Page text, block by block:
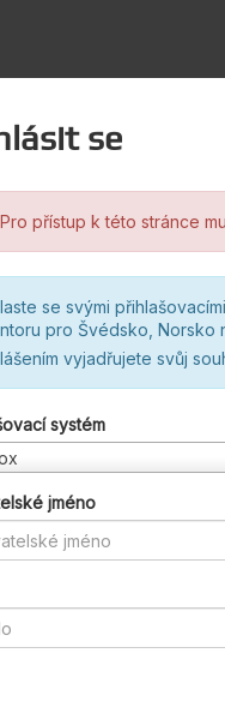
se
Pro přístup k této stránce
se svými
pro Švédsko, Norsko
vyjadřujete svůj
systém
jméno